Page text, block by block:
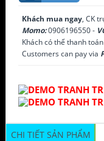
Khách mua ngay, CK
Momo:0906196550 -
Khách có thể thanh
Customers can pay via
CHI TIẾT SẢN PHẨM